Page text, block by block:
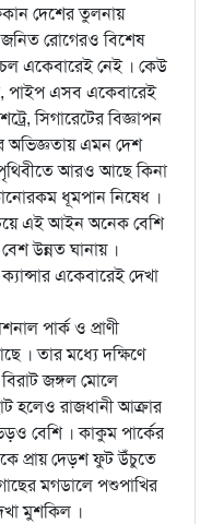
দেশের তুলনায়
রোগেরও বিশেষ
চল একেবারেই নেই । কেউ
পাইপ এসব একেবারেই
সিগারেটের বিজ্ঞাপন
অভিজ্ঞতায় এমন দেশ
আরও আছে কিনা
ধূমপান নিষেধ ।
এই আইন অনেক বেশি
উন্নত ঘানায় ।
একেবারেই দেখা
পার্ক ও প্রাণী
। তার মধ্যে দক্ষিণে
জঙ্গল মোলে
হলেও রাজধানী আক্রার
বেশি । কাকুম পার্কের
প্রায় দেড়শ ফুট উঁচুতে
মগডালে পশুপাখির
মুশকিল ।